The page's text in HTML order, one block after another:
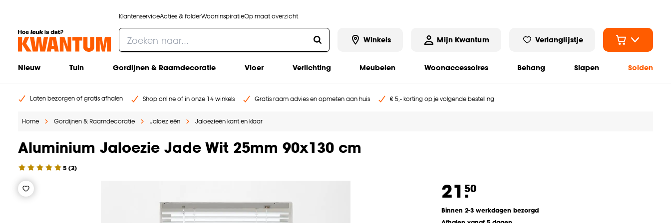
KlantenserviceActies & folderWooninspiratieOp maat overzicht
Winkels Mijn Kwantum Verlanglijstje
Nieuw Tuin Gordijnen & Raamdecoratie Vloer Verlichting Meubelen Woonaccessoires Behang Slapen Solden
Laten bezorgen of gratis afhalen Shop online of in onze 14 winkels Gratis raam advies en opmeten aan huis € 5,- korting op je volgende bestelling
Home Gordijnen & Raamdecoratie Jaloezieën Jaloezieën kant en klaar
Aluminium Jaloezie Jade Wit 25mm 90x130 cm
5 (3)
21.50
Binnen 2-3 werkdagen bezorgd